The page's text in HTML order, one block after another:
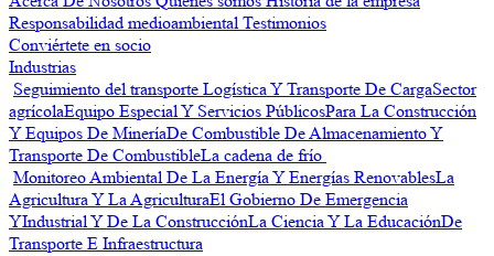
Responsabilidad medioambiental Testimonios
Conviértete en socio
Industrias
Seguimiento del transporte Logística Y Transporte De CargaSector
agrícolaEquipo Especial Y Servicios PúblicosPara La Construcción
Y Equipos De MineríaDe Combustible De Almacenamiento Y
Transporte De CombustibleLa cadena de frío
Monitoreo Ambiental De La Energía Y Energías RenovablesLa
Agricultura Y La AgriculturaEl Gobierno De Emergencia
YIndustrial Y De La ConstrucciónLa Ciencia Y La EducaciónDe
Transporte E Infraestructura